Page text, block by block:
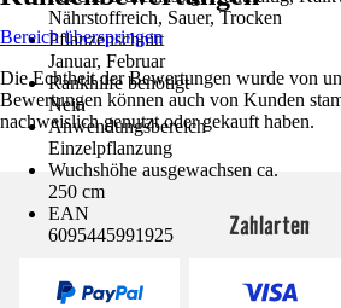
Nährstoffreich, Sauer, Trocken
Pflanzenschnitt
Januar, Februar
Rankhilfe benötigt
Nein
Anwendungsbereich
Einzelpflanzung
Wuchshöhe ausgewachsen ca.
250 cm
EAN
6095445991925
Bereich überspringen
Die Echtheit der Bewertungen wurde von
Bewertungen können auch von Kunden
nachweislich genutzt oder gekauft haben.
Zahlarten